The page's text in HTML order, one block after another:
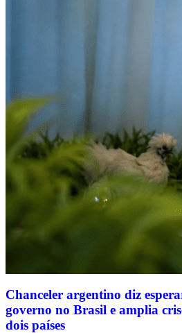
Chanceler argentino diz
governo no Brasil e amplia
dois países